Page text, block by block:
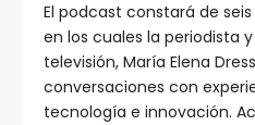
El podcast constará de
en los cuales la periodista
televisión, María Elena
conversaciones con
tecnología e innovación.